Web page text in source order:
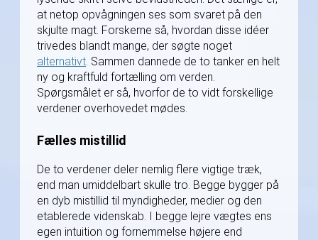
at netop opvågningen ses som svaret på den
skjulte magt. Forskerne så, hvordan disse idéer
trivedes blandt mange, der søgte noget
alternativt. Sammen dannede de to tanker en helt
ny og kraftfuld fortælling om verden.
Spørgsmålet er så, hvorfor de to vidt forskellige
verdener overhovedet mødes.
Fælles mistillid
De to verdener deler nemlig flere vigtige træk,
end man umiddelbart skulle tro. Begge bygger på
en dyb mistillid til myndigheder, medier og den
etablerede videnskab. I begge lejre vægtes ens
egen intuition og fornemmelse højere end